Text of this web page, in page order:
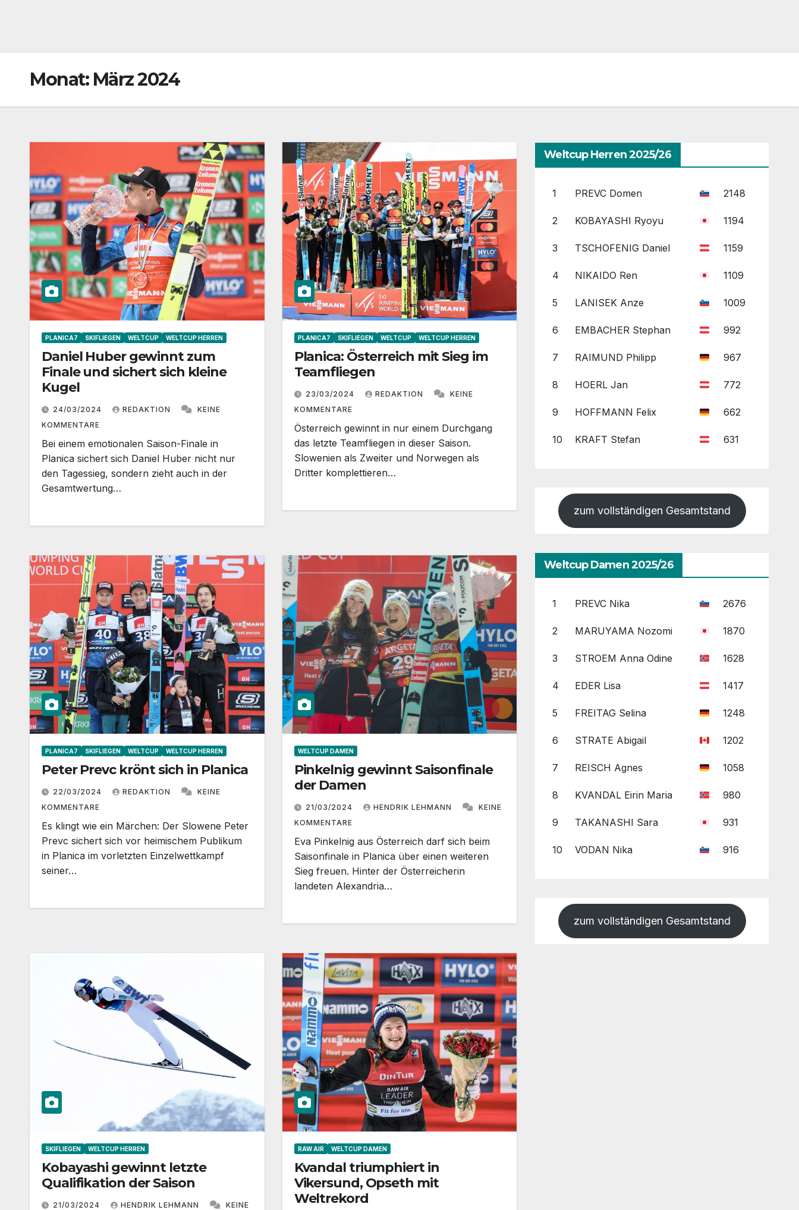
Monat: März 2024
PLANICA7 SKIFLIEGEN WELTCUP WELTCUP HERREN
Daniel Huber gewinnt zum
Finale und sichert sich kleine
Kugel
24/03/2024 REDAKTION
KEINE
KOMMENTARE
Bei einem emotionalen Saison-Finale in
Planica sichert sich Daniel Huber nicht nur
den Tagessieg, sondern zieht auch in der
Gesamtwertung…
PLANICA7 SKIFLIEGEN WELTCUP WELTCUP HERREN
Planica: Österreich mit Sieg im
Teamfliegen
23/03/2024 REDAKTION
KEINE
KOMMENTARE
Österreich gewinnt in nur einem Durchgang
das letzte Teamfliegen in dieser Saison.
Slowenien als Zweiter und Norwegen als
Dritter komplettieren…
PLANICA7 SKIFLIEGEN WELTCUP WELTCUP HERREN
Peter Prevc krönt sich in Planica
22/03/2024 REDAKTION
KEINE
KOMMENTARE
Es klingt wie ein Märchen: Der Slowene Peter
Prevc sichert sich vor heimischem Publikum
in Planica im vorletzten Einzelwettkampf
seiner…
WELTCUP DAMEN
Pinkelnig gewinnt Saisonfinale
der Damen
21/03/2024 HENDRIK LEHMANN
KEINE
KOMMENTARE
Eva Pinkelnig aus Österreich darf sich beim
Saisonfinale in Planica über einen weiteren
Sieg freuen. Hinter der Österreicherin
landeten Alexandria…
SKIFLIEGEN WELTCUP HERREN
Kobayashi gewinnt letzte
Qualifikation der Saison
21/03/2024 HENDRIK LEHMANN
KEINE
RAW AIR WELTCUP DAMEN
Kvandal triumphiert in
Vikersund, Opseth mit
Weltrekord
Weltcup Herren 2025/26
1 PREVC Domen 2148
2 KOBAYASHI Ryoyu 1194
3 TSCHOFENIG Daniel 1159
4 NIKAIDO Ren 1109
5 LANISEK Anze 1009
6 EMBACHER Stephan 992
7 RAIMUND Philipp 967
8 HOERL Jan 772
9 HOFFMANN Felix 662
10 KRAFT Stefan 631
zum vollständigen Gesamtstand
Weltcup Damen 2025/26
1 PREVC Nika 2676
2 MARUYAMA Nozomi 1870
3 STROEM Anna Odine 1628
4 EDER Lisa 1417
5 FREITAG Selina 1248
6 STRATE Abigail 1202
7 REISCH Agnes 1058
8 KVANDAL Eirin Maria 980
9 TAKANASHI Sara 931
10 VODAN Nika 916
zum vollständigen Gesamtstand